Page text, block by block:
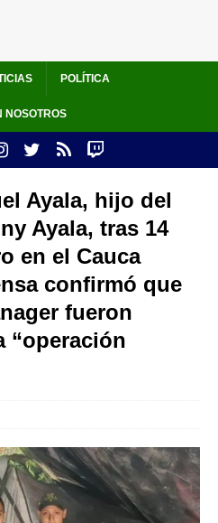
POLÍTICA
NOSOTROS
Ayala, hijo del
Ayala, tras 14
en el Cauca
confirmó que
fueron
“operación